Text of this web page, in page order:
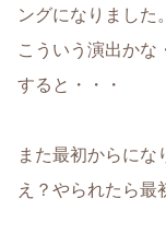
ングになりました。
こういう演出かな
すると・・・
また最初からにな
え？やられたら最